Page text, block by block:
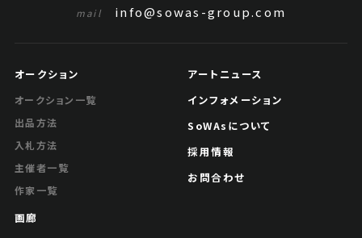
mail info@sowas-group.com
オークション
オークション一覧
出品方法
入札方法
主催者一覧
作家一覧
画廊
アートニュース
インフォメーション
SoWAsについて
採用情報
お問合わせ